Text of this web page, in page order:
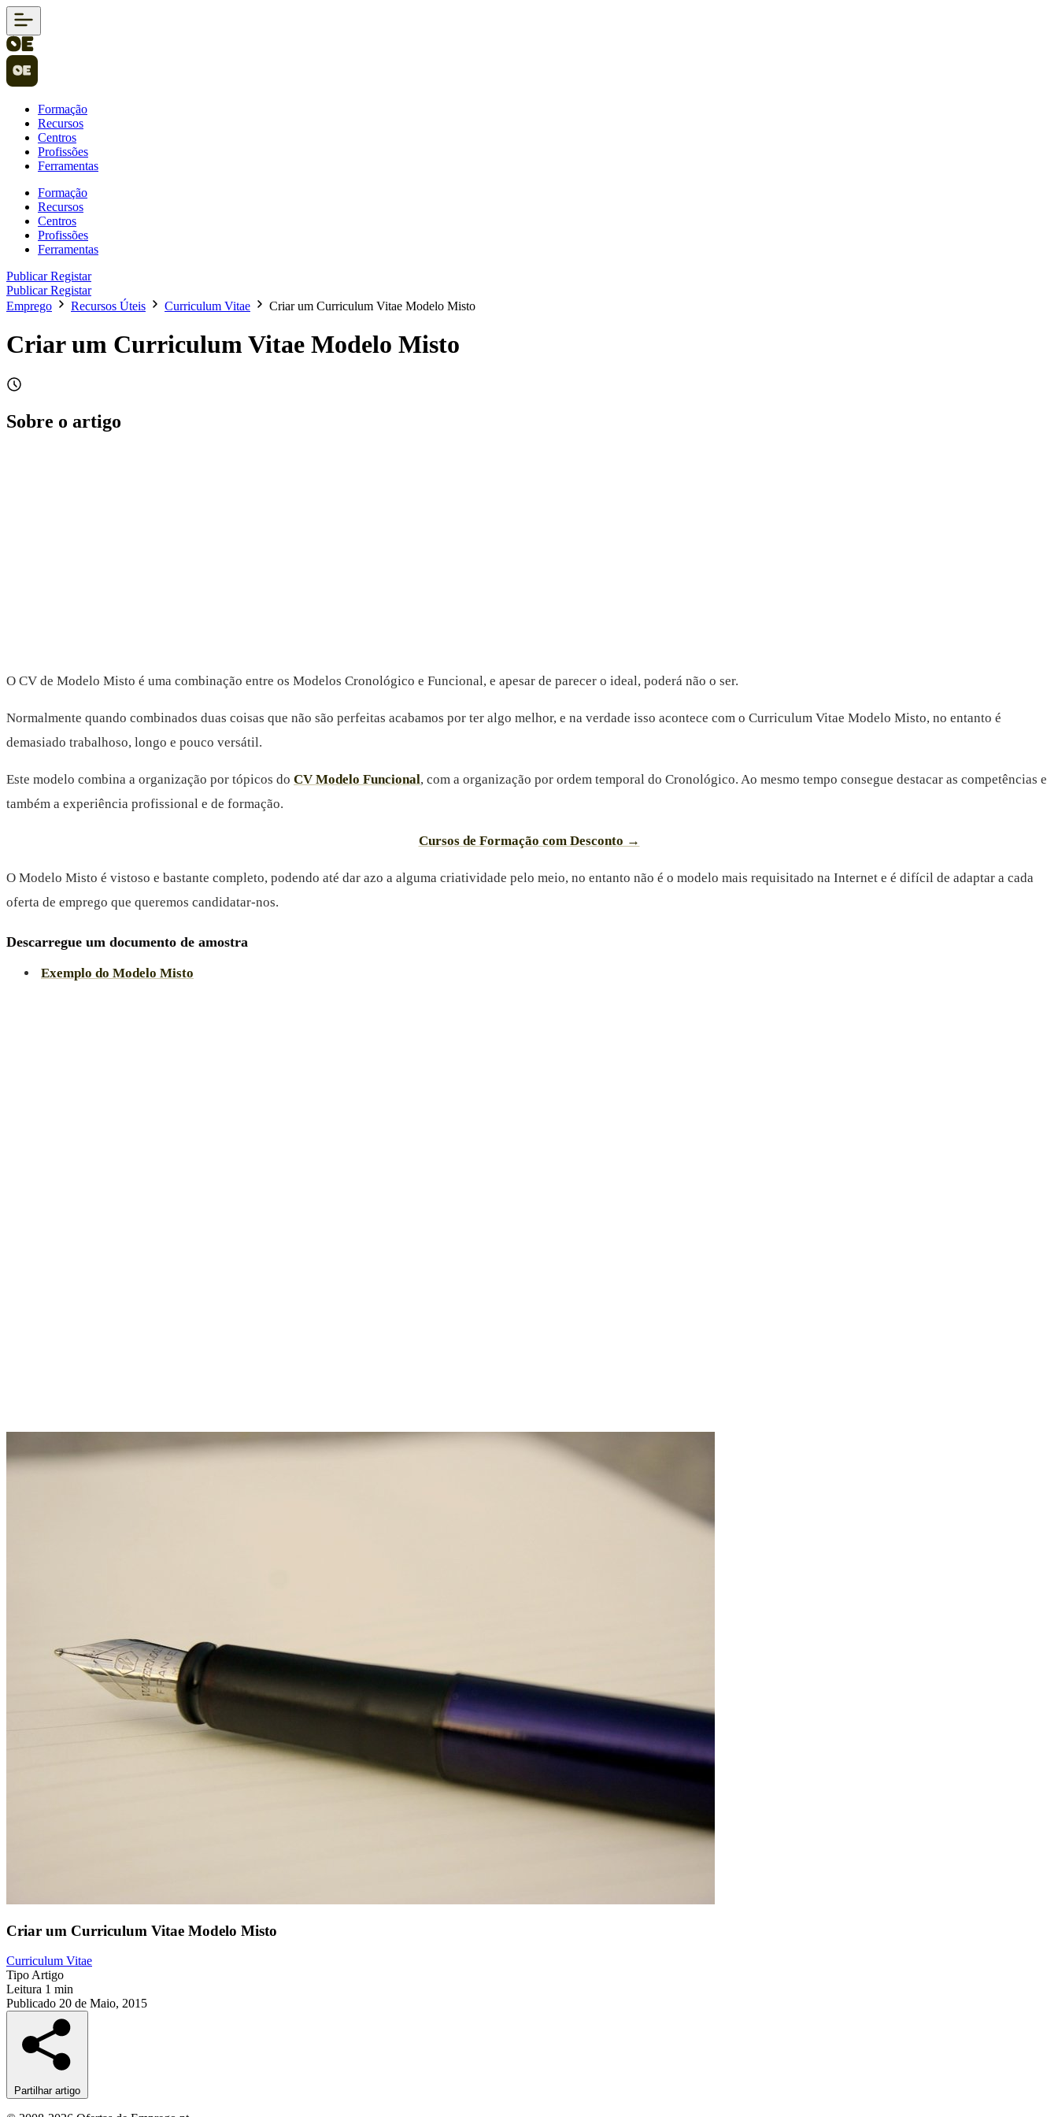
Formação
Recursos
Centros
Profissões
Ferramentas
Formação
Recursos
Centros
Profissões
Ferramentas
PublicarRegistar
PublicarRegistar
Emprego
Recursos Úteis Curriculum Vitae Criar um Curriculum Vitae Modelo Misto
Criar um Curriculum Vitae Modelo Misto
Sobre o artigo
O CV de Modelo Misto é uma combinação entre os Modelos Cronológico e Funcional, e apesar de parecer o ideal, poderá não o ser.
Normalmente quando combinados duas coisas que não são perfeitas acabamos por ter algo melhor, e na verdade isso acontece com o Curriculum Vitae Modelo Misto, no entanto é
demasiado trabalhoso, longo e pouco versátil.
Este modelo combina a organização por tópicos do CV Modelo Funcional, com a organização por ordem temporal do Cronológico. Ao mesmo tempo consegue destacar as competências e
também a experiência profissional e de formação.
Cursos de Formação com Desconto →
O Modelo Misto é vistoso e bastante completo, podendo até dar azo a alguma criatividade pelo meio, no entanto não é o modelo mais requisitado na Internet e é difícil de adaptar a cada
oferta de emprego que queremos candidatar-nos.
Descarregue um documento de amostra
Exemplo do Modelo Misto
Criar um Curriculum Vitae Modelo Misto
Curriculum Vitae
Tipo Artigo
Leitura 1 min
Publicado 20 de Maio, 2015
Partilhar artigo